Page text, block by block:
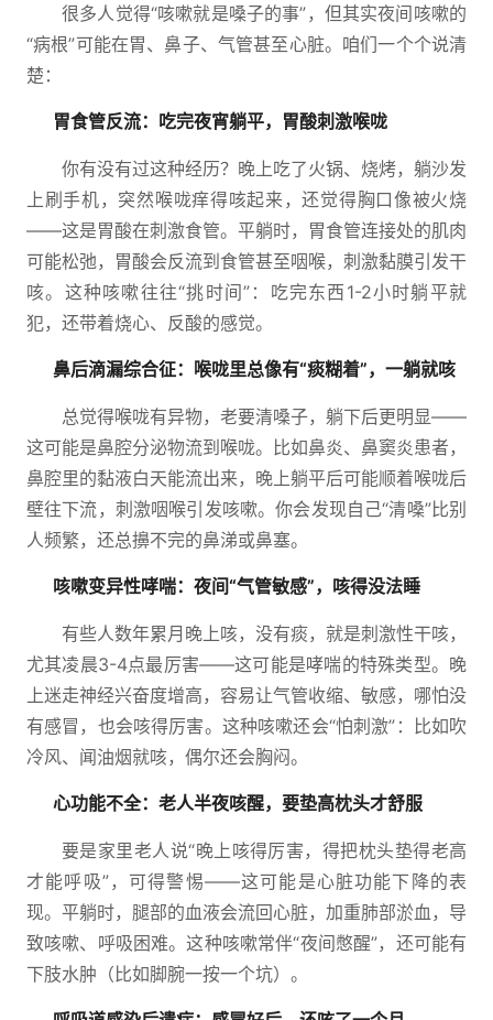
很多人觉得“咳嗽就是嗓子的事”，但其实夜间咳嗽的
“病根”可能在胃、鼻子、气管甚至心脏。咱们一个个说清
楚：
胃食管反流：吃完夜宵躺平，胃酸刺激喉咙
你有没有过这种经历？晚上吃了火锅、烧烤，躺沙发
上刷手机，突然喉咙痒得咳起来，还觉得胸口像被火烧
——这是胃酸在刺激食管。平躺时，胃食管连接处的肌肉
可能松弛，胃酸会反流到食管甚至咽喉，刺激黏膜引发干
咳。这种咳嗽往往“挑时间”：吃完东西1-2小时躺平就
犯，还带着烧心、反酸的感觉。
鼻后滴漏综合征：喉咙里总像有“痰糊着”，一躺就咳
总觉得喉咙有异物，老要清嗓子，躺下后更明显——
这可能是鼻腔分泌物流到喉咙。比如鼻炎、鼻窦炎患者，
鼻腔里的黏液白天能流出来，晚上躺平后可能顺着喉咙后
壁往下流，刺激咽喉引发咳嗽。你会发现自己“清嗓”比别
人频繁，还总擤不完的鼻涕或鼻塞。
咳嗽变异性哮喘：夜间“气管敏感”，咳得没法睡
有些人数年累月晚上咳，没有痰，就是刺激性干咳，
尤其凌晨3-4点最厉害——这可能是哮喘的特殊类型。晚
上迷走神经兴奋度增高，容易让气管收缩、敏感，哪怕没
有感冒，也会咳得厉害。这种咳嗽还会“怕刺激”：比如吹
冷风、闻油烟就咳，偶尔还会胸闷。
心功能不全：老人半夜咳醒，要垫高枕头才舒服
要是家里老人说“晚上咳得厉害，得把枕头垫得老高
才能呼吸”，可得警惕——这可能是心脏功能下降的表
现。平躺时，腿部的血液会流回心脏，加重肺部淤血，导
致咳嗽、呼吸困难。这种咳嗽常伴“夜间憋醒”，还可能有
下肢水肿（比如脚腕一按一个坑）。